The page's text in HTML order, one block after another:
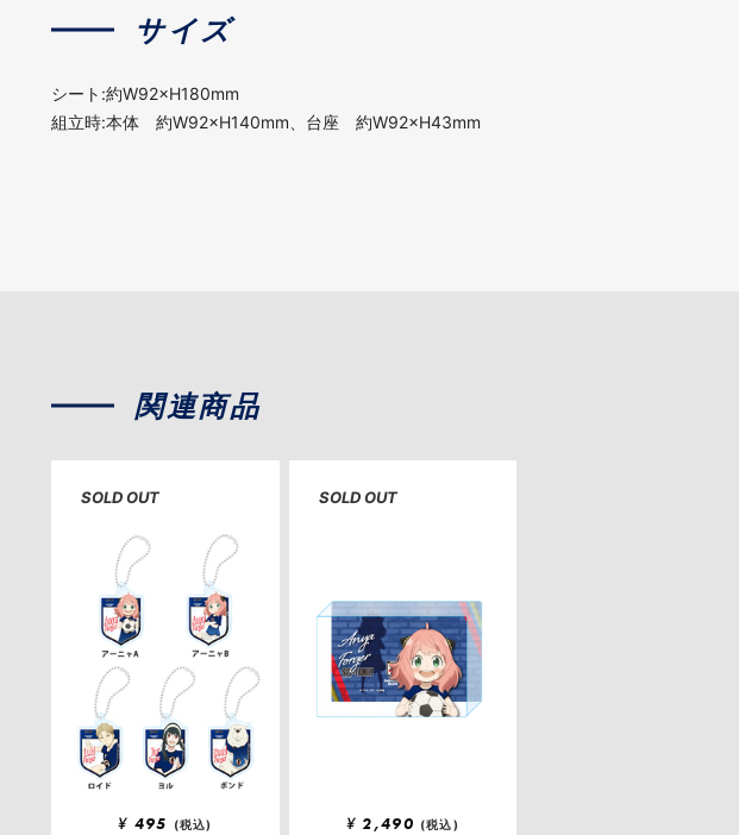
サイズ
シート:約W92×H180mm
組立時:本体 約W92×H140mm、台座 約W92×H43mm
関連商品
SOLD OUT
¥ 495 (税込)
SOLD OUT
¥ 2,490 (税込)